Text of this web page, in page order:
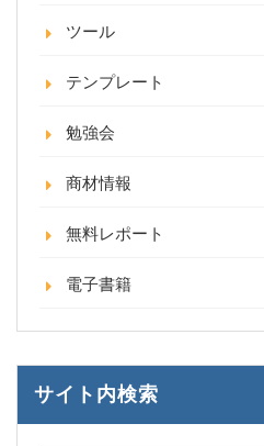
ツール
テンプレート
勉強会
商材情報
無料レポート
電子書籍
サイト内検索